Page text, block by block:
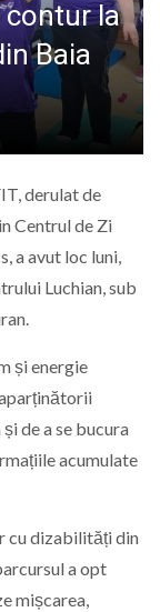
contur la
Baia
derulat de
Centrul de Zi
a avut loc luni,
Luchian, sub
și energie
de a se bucura
acumulate
cu dizabilități din
a opt
mișcarea,